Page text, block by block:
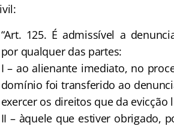
“Art. 125. É admissível a
por qualquer das partes:
I – ao alienante imediato, no
domínio foi transferido ao
exercer os direitos que da evicção
II – àquele que estiver obrigado,